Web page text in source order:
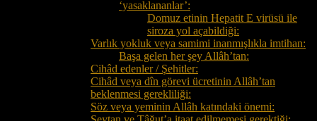
‘yasaklananlar’:
Domuz etinin Hepatit E virüsü ile
siroza yol açabildiği:
Varlık yokluk veya samimi inanmışlıkla imtihan:
Başa gelen her şey Allâh’tan:
Cihâd edenler / Şehitler:
Cihâd veya dîn görevi ücretinin Allâh’tan
beklenmesi gerekliliği:
Söz veya yeminin Allâh katındaki önemi: